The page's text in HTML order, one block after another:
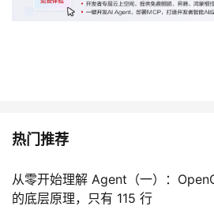
热门推荐
从零开始理解 Agent（一）：
的底层原理，只有 115 行